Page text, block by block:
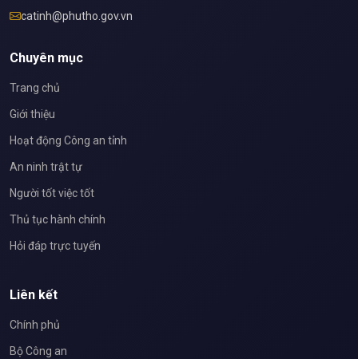
catinh@phutho.gov.vn
Chuyên mục
Trang chủ
Giới thiệu
Hoạt động Công an tỉnh
An ninh trật tự
Người tốt việc tốt
Thủ tục hành chính
Hỏi đáp trực tuyến
Liên kết
Chính phủ
Bộ Công an